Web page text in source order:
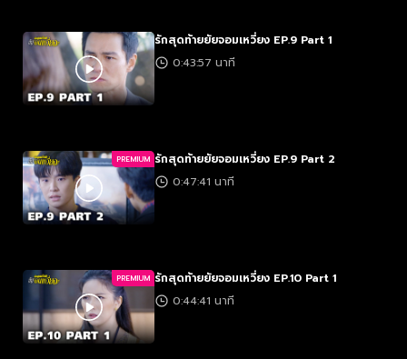
รักสุดท้ายยัยจอมเหวี่ยง EP.9 Part 1
0:43:57 นาที
PREMIUM รักสุดท้ายยัยจอมเหวี่ยง EP.9 Part 2
0:47:41 นาที
PREMIUM รักสุดท้ายยัยจอมเหวี่ยง EP.10 Part 1
0:44:41 นาที